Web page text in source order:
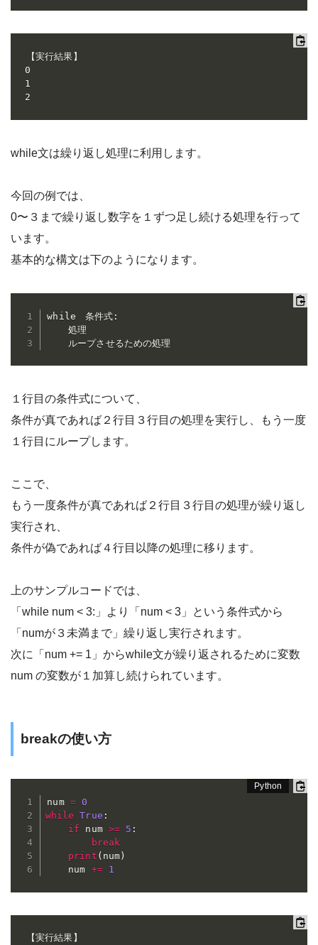
【実行結果】
0
1
2
while文は繰り返し処理に利用します。
今回の例では、
0〜３まで繰り返し数字を１ずつ足し続ける処理を行って
います。
基本的な構文は下のようになります。
while　条件式:
    処理
    ループさせるための処理
１行目の条件式について、
条件が真であれば２行目３行目の処理を実行し、もう一度
１行目にループします。
ここで、
もう一度条件が真であれば２行目３行目の処理が繰り返し
実行され、
条件が偽であれば４行目以降の処理に移ります。
上のサンプルコードでは、
「while num < 3:」より「num < 3」という条件式から
「numが３未満まで」繰り返し実行されます。
次に「num += 1」からwhile文が繰り返されるために変数
num の変数が１加算し続けられています。
breakの使い方
num = 0
while
True :
if num >= 5 :
break
print ( num )
    num
+= 1
【実行結果】